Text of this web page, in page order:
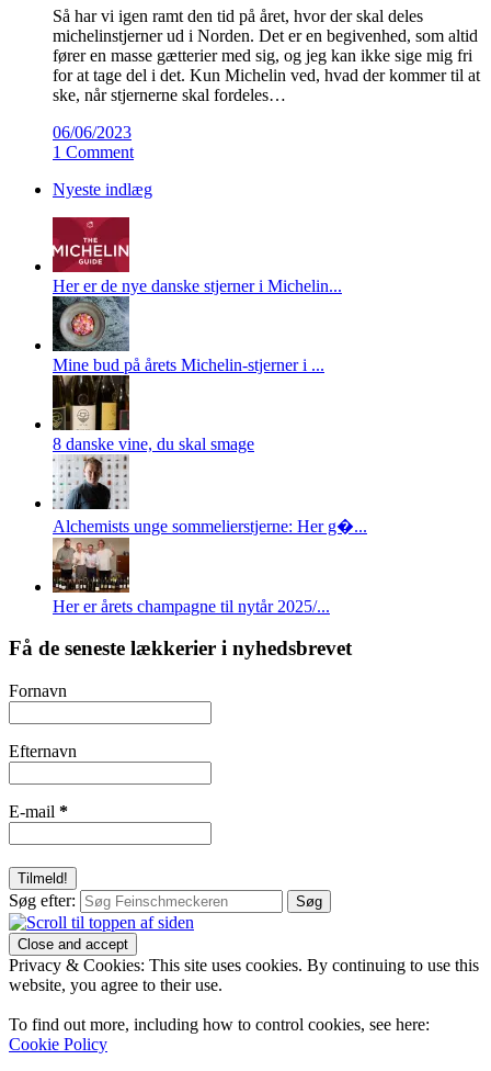
Så har vi igen ramt den tid på året, hvor der skal deles
michelinstjerner ud i Norden. Det er en begivenhed, som altid
fører en masse gætterier med sig, og jeg kan ikke sige mig fri
for at tage del i det. Kun Michelin ved, hvad der kommer til at
ske, når stjernerne skal fordeles…
06/06/2023
1 Comment
Nyeste indlæg
Her er de nye danske stjerner i Michelin...
Mine bud på årets Michelin-stjerner i ...
8 danske vine, du skal smage
Alchemists unge sommelierstjerne: Her g�...
Her er årets champagne til nytår 2025/...
Få de seneste lækkerier i nyhedsbrevet
Fornavn
Efternavn
E-mail *
Søg efter:
Privacy & Cookies: This site uses cookies. By continuing to use this
website, you agree to their use.
To find out more, including how to control cookies, see here:
Cookie Policy